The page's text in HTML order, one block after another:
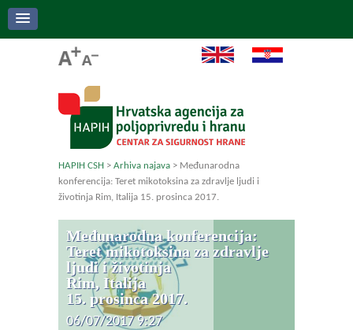
HAPIH CSH > Arhiva najava > Međunarodna
konferencija: Teret mikotoksina za zdravlje ljudi i
životinja Rim, Italija 15. prosinca 2017.
Međunarodna konferencija:
Teret mikotoksina za zdravlje
ljudi i životinja
Rim, Italija
15. prosinca 2017.
06/07/2017 9:27